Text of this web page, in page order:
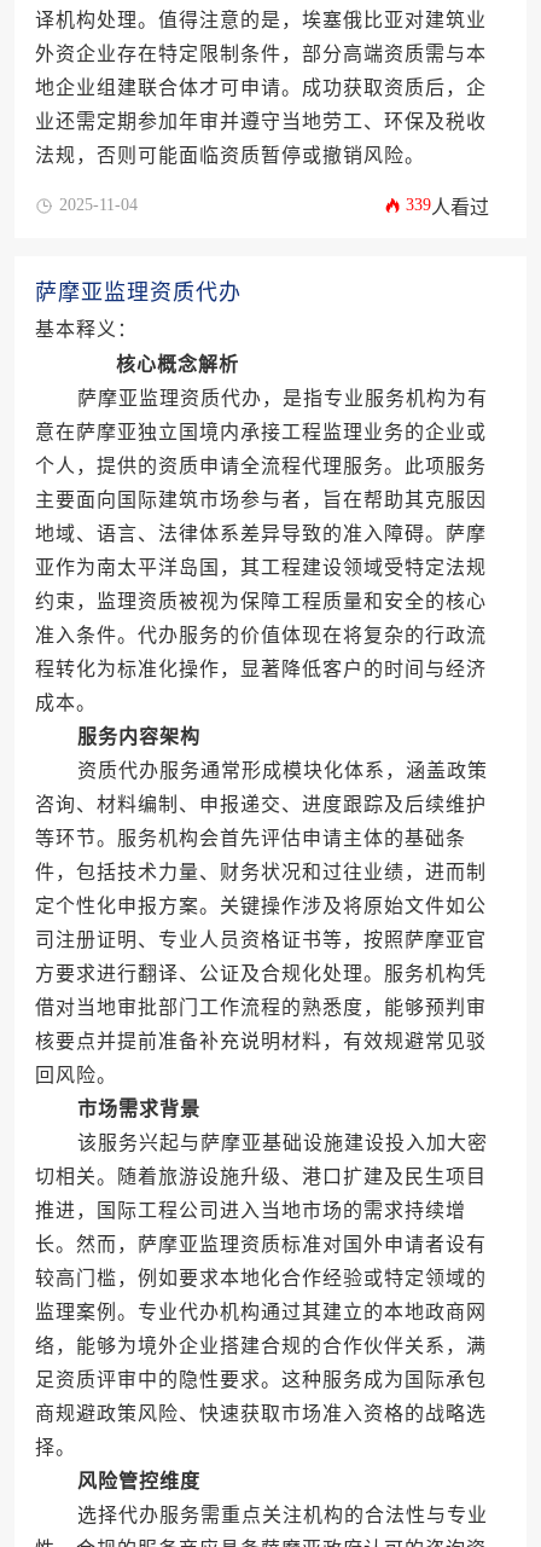
译机构处理。值得注意的是，埃塞俄比亚对建筑业
外资企业存在特定限制条件，部分高端资质需与本
地企业组建联合体才可申请。成功获取资质后，企
业还需定期参加年审并遵守当地劳工、环保及税收
法规，否则可能面临资质暂停或撤销风险。
2025-11-04 339人看过
萨摩亚监理资质代办
基本释义：
核心概念解析
萨摩亚监理资质代办，是指专业服务机构为有
意在萨摩亚独立国境内承接工程监理业务的企业或
个人，提供的资质申请全流程代理服务。此项服务
主要面向国际建筑市场参与者，旨在帮助其克服因
地域、语言、法律体系差异导致的准入障碍。萨摩
亚作为南太平洋岛国，其工程建设领域受特定法规
约束，监理资质被视为保障工程质量和安全的核心
准入条件。代办服务的价值体现在将复杂的行政流
程转化为标准化操作，显著降低客户的时间与经济
成本。
服务内容架构
资质代办服务通常形成模块化体系，涵盖政策
咨询、材料编制、申报递交、进度跟踪及后续维护
等环节。服务机构会首先评估申请主体的基础条
件，包括技术力量、财务状况和过往业绩，进而制
定个性化申报方案。关键操作涉及将原始文件如公
司注册证明、专业人员资格证书等，按照萨摩亚官
方要求进行翻译、公证及合规化处理。服务机构凭
借对当地审批部门工作流程的熟悉度，能够预判审
核要点并提前准备补充说明材料，有效规避常见驳
回风险。
市场需求背景
该服务兴起与萨摩亚基础设施建设投入加大密
切相关。随着旅游设施升级、港口扩建及民生项目
推进，国际工程公司进入当地市场的需求持续增
长。然而，萨摩亚监理资质标准对国外申请者设有
较高门槛，例如要求本地化合作经验或特定领域的
监理案例。专业代办机构通过其建立的本地政商网
络，能够为境外企业搭建合规的合作伙伴关系，满
足资质评审中的隐性要求。这种服务成为国际承包
商规避政策风险、快速获取市场准入资格的战略选
择。
风险管控维度
选择代办服务需重点关注机构的合法性与专业